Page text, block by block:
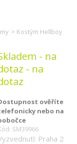
> Kostým Hellboy
- na
- na
ověříte
nebo na
SM39966
Praha 2